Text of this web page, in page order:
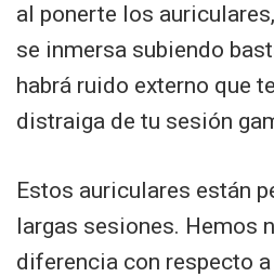
al ponerte los
se inmersa subiendo
habrá ruido externo que
distraiga de tu sesión
Estos auriculares están
largas sesiones. Hemos
diferencia con respecto